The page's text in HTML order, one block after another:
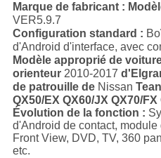
Marque de fabricant :
VER5.9.7
Configuration standard :
d'Android d'interface, avec
Modèle approprié de
orienteur2010-2017 d'
de patrouille deNissan
QX50/EX QX60/JX QX70/FX
Évolution de la fonction :
d'Android de contact,
Front View, DVD, TV, 360
etc.